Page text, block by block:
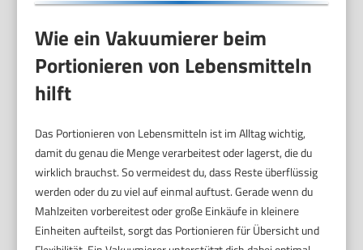
Wie ein Vakuumierer beim
Portionieren von Lebensmitteln
hilft
Das Portionieren von Lebensmitteln ist im Alltag wichtig,
damit du genau die Menge verarbeitest oder lagerst, die du
wirklich brauchst. So vermeidest du, dass Reste überflüssig
werden oder du zu viel auf einmal auftust. Gerade wenn du
Mahlzeiten vorbereitest oder große Einkäufe in kleinere
Einheiten aufteilst, sorgt das Portionieren für Übersicht und